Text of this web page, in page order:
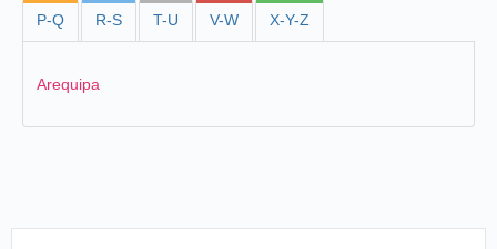
P-Q R-S T-U V-W X-Y-Z
Arequipa